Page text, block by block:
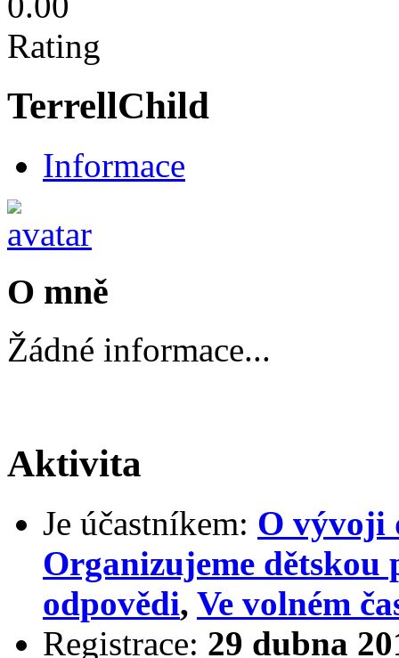
Rating
TerrellChild
Informace
O mně
Žádné informace...
Aktivita
Je účastníkem: O vývoji
Organizujeme dětskou
odpovědi, Ve volném
Registrace: 29 dubna